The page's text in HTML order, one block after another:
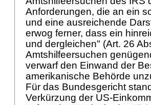
Anforderungen, die an ein
und eine ausreichende
erwog ferner, dass ein
und dergleichen" (Art. 26
Amtshilfeersuchen
verwarf den Einwand der
amerikanische Behörde
Für das Bundesgericht
Verkürzung der US-